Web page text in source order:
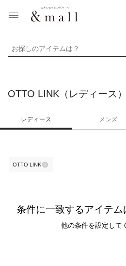
お探しのアイテムは？
OTTO LINK（レディース）
レディース メンズ
OTTO LINK
条件に一致するアイテ
他の条件を設定して